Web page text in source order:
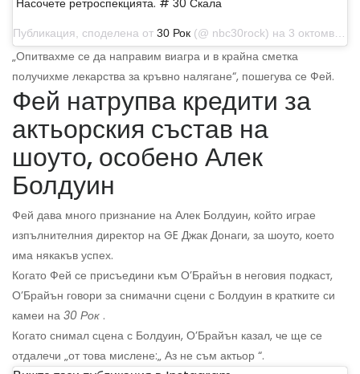
Насочете ретроспекцията. # 30 Скала
Публикация, споделена от 30 Рок (@ nbc30rock) на 3 октомври 2019 г. в 7:00 ч. PDT
„Опитвахме се да направим виагра и в крайна сметка
получихме лекарства за кръвно налягане“, пошегува се Фей.
Фей натрупва кредити за
актьорския състав на
шоуто, особено Алек
Болдуин
Фей дава много признание на Алек Болдуин, който играе
изпълнителния директор на GE Джак Донаги, за шоуто, което
има някакъв успех.
Когато Фей се присъедини към О’Брайън в неговия подкаст,
О’Брайън говори за снимачни сцени с Болдуин в кратките си
камеи на 30 Рок .
Когато снимал сцена с Болдуин, О’Брайън казал, че ще се
отдалечи „от това мислене:„ Аз не съм актьор “.